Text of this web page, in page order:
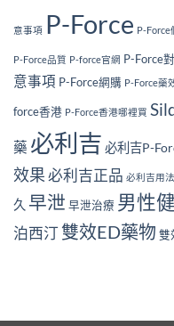
意事項 P-Force P-Force
P-Force品質 P-force官網 P-Force
意事項 P-Force網購 P-Force藥
force香港 P-Force香港哪裡買
藥 必利吉 必利吉P-
效果必利吉正品 必利吉用法
久 早泄 早泄治療 男性
泊西汀雙效ED藥物 雙